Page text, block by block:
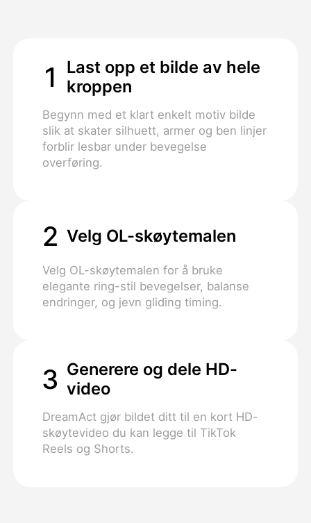
1
Last opp et bilde av hele
kroppen
Begynn med et klart enkelt motiv bilde
slik at skater silhuett, armer og ben linjer
forblir lesbar under bevegelse
overføring.
2 Velg OL-skøytemalen
Velg OL-skøytemalen for å bruke
elegante ring-stil bevegelser, balanse
endringer, og jevn gliding timing.
3 Generere og dele HD-
video
DreamAct gjør bildet ditt til en kort HD-
skøytevideo du kan legge til TikTok
Reels og Shorts.